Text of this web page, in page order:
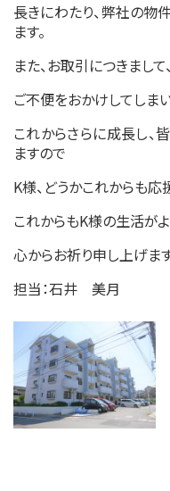
長きにわたり、弊社の物
ます。
また、お取引につきまし
ご不便をおかけしてしま
これからさらに成長し、
ますので
K様、どうかこれからも応
これからもK様の生活が
心からお祈り申し上げます
担当：石井 美月